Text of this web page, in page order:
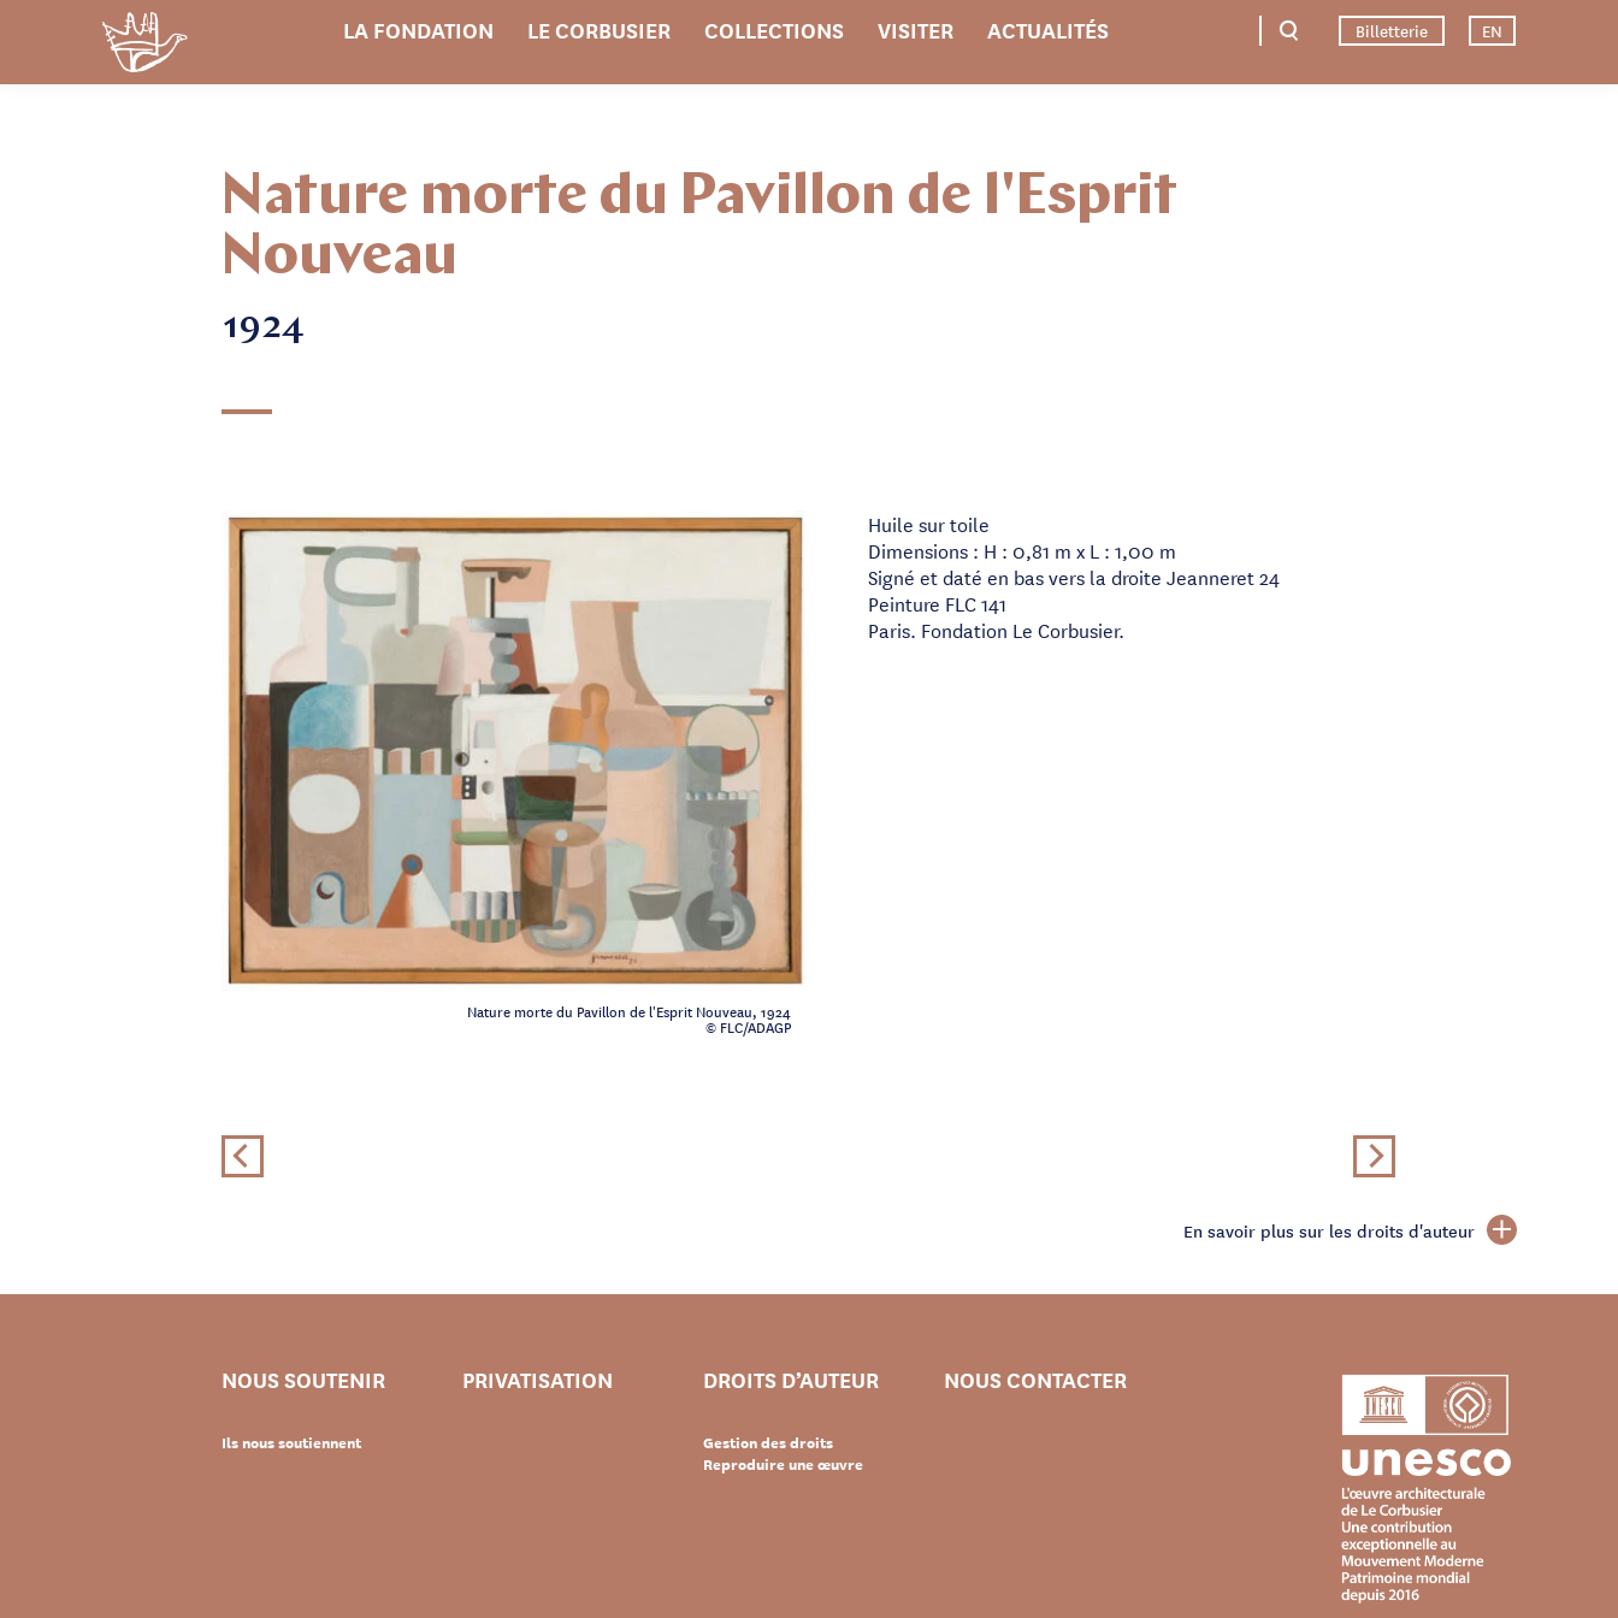
LA FONDATION LE CORBUSIER COLLECTIONS VISITER ACTUALITÉS Billetterie EN
Nature morte du Pavillon de l'Esprit
Nouveau
1924
Nature morte du Pavillon de l'Esprit Nouveau, 1924
© FLC/ADAGP
Huile sur toile
Dimensions : H : 0,81 m x L : 1,00 m
Signé et daté en bas vers la droite Jeanneret 24
Peinture FLC 141
Paris. Fondation Le Corbusier.
En savoir plus sur les droits d'auteur
NOUS SOUTENIR
Ils nous soutiennent
PRIVATISATION DROITS D’AUTEUR
Gestion des droits
Reproduire une œuvre
NOUS CONTACTER